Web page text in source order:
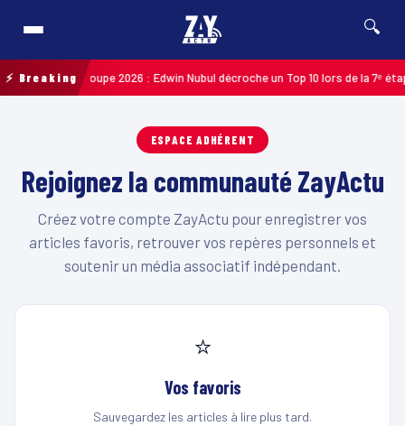
🔍
⚡ Breaking
de Guadeloupe 2026 : Edwin Nubul décroche un Top 10 lors de la 7ᵉ
ESPACE ADHÉRENT
Rejoignez la communauté ZayActu
Créez votre compte ZayActu pour enregistrer vos
articles favoris, retrouver vos repères personnels et
soutenir un média associatif indépendant.
⭐
Vos favoris
Sauvegardez les articles à lire plus tard.